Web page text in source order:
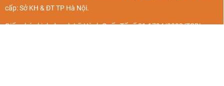
cấp: Sở KH & ĐT TP Hà Nội.
Giấy phép kinh doanh Lữ Hành Quốc Tế số 01-1794/2022/TCDL-